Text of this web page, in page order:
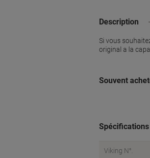
Description
Si vous
original a la
Souvent
Spécifications
Viking N°.